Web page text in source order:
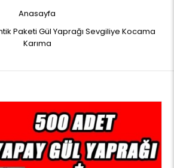
Anasayfa
Paketi Gül Yaprağı Sevgiliye Kocama
Karıma